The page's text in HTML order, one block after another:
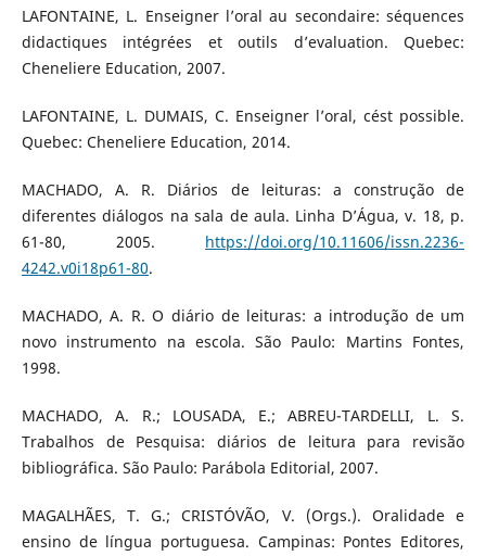
LAFONTAINE, L. Enseigner l’oral au secondaire: séquences
didactiques intégrées et outils d’evaluation. Quebec:
Cheneliere Education, 2007.
LAFONTAINE, L. DUMAIS, C. Enseigner l’oral, cést possible.
Quebec: Cheneliere Education, 2014.
MACHADO, A. R. Diários de leituras: a construção de
diferentes diálogos na sala de aula. Linha D’Água, v. 18, p.
61-80, 2005. https://doi.org/10.11606/issn.2236-
4242.v0i18p61-80.
MACHADO, A. R. O diário de leituras: a introdução de um
novo instrumento na escola. São Paulo: Martins Fontes,
1998.
MACHADO, A. R.; LOUSADA, E.; ABREU-TARDELLI, L. S.
Trabalhos de Pesquisa: diários de leitura para revisão
bibliográfica. São Paulo: Parábola Editorial, 2007.
MAGALHÃES, T. G.; CRISTÓVÃO, V. (Orgs.). Oralidade e
ensino de língua portuguesa. Campinas: Pontes Editores,